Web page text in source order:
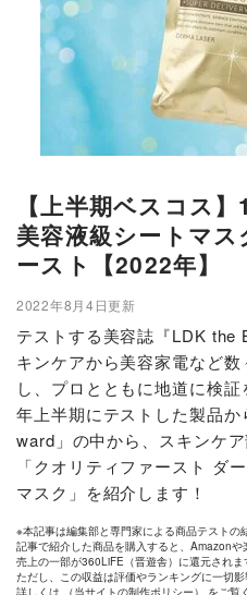
【上半期ベスコス
美容液級シートマ
ースト【2022年】
2022年8月4日更新
テストする美容誌『LDK the
キンケアから美容家電など
し、プロとともに地道に検
年上半期にテストした製品
ward」の中から、スキンケ
「クオリティファースト ダ
マスク」を紹介します！
※本記事は編集部と専門家による商品テストの
記事で紹介した商品を購入すると、Amazon
売上の一部が360LiFE（晋遊舎）に還元されま
ただし、この収益は評価やランキングに一切影
詳しくは
（当サイトの制作ポリシー） をご覧